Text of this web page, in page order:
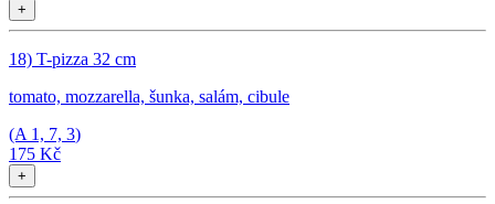
+
18) T-pizza 32 cm
tomato, mozzarella, šunka, salám, cibule
(A 1, 7, 3)
175 Kč
+